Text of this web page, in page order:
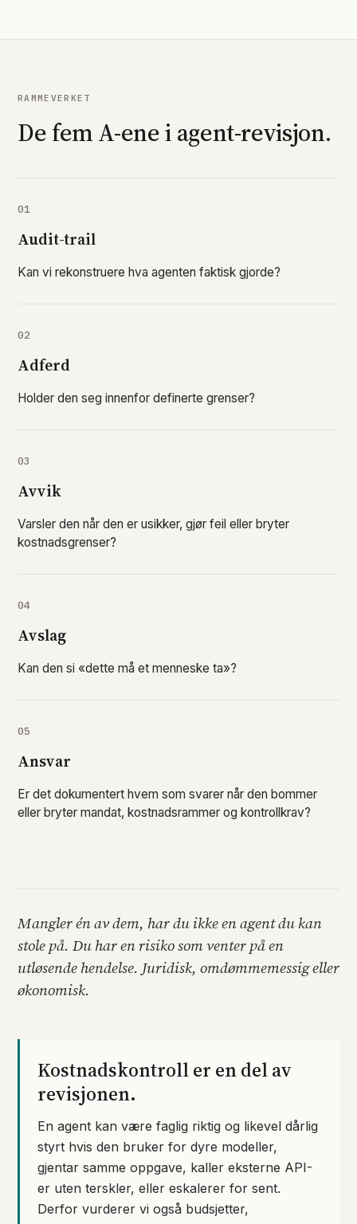
RAMMEVERKET
De fem A-ene i agent-revisjon.
01
Audit-trail
Kan vi rekonstruere hva agenten faktisk gjorde?
02
Adferd
Holder den seg innenfor definerte grenser?
03
Avvik
Varsler den når den er usikker, gjør feil eller bryter
kostnadsgrenser?
04
Avslag
Kan den si «dette må et menneske ta»?
05
Ansvar
Er det dokumentert hvem som svarer når den bommer
eller bryter mandat, kostnadsrammer og kontrollkrav?
Mangler én av dem, har du ikke en agent du kan
stole på. Du har en risiko som venter på en
utløsende hendelse. Juridisk, omdømmemessig eller
økonomisk.
Kostnadskontroll er en del av
revisjonen.
En agent kan være faglig riktig og likevel dårlig
styrt hvis den bruker for dyre modeller,
gjentar samme oppgave, kaller eksterne API-
er uten terskler, eller eskalerer for sent.
Derfor vurderer vi også budsjetter,